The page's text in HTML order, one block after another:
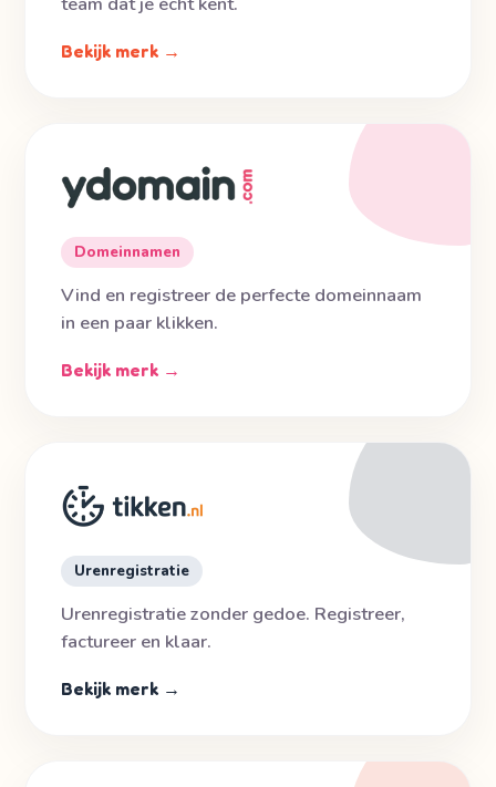
Bekijk merk →
Domeinnamen
Vind en registreer de perfecte domeinnaam
in een paar klikken.
Bekijk merk →
Urenregistratie
Urenregistratie zonder gedoe. Registreer,
factureer en klaar.
Bekijk merk →